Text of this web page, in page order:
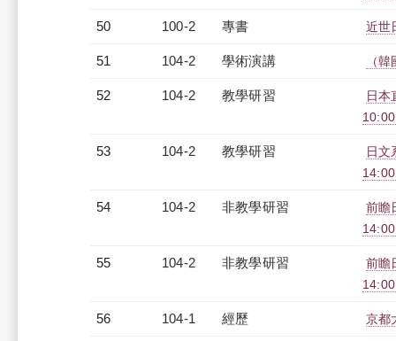
50 100-2 專書 近世
51 104-2 學術演講 （
52 104-2 教學研習
日本
53 104-2 教學研習
日文
54 104-2 非教學研習
前瞻
55 104-2 非教學研習
前瞻
56 104-1 經歷 京都